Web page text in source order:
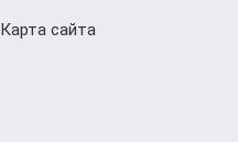
Карта сайта